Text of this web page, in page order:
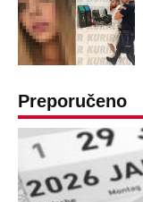
Preporučeno